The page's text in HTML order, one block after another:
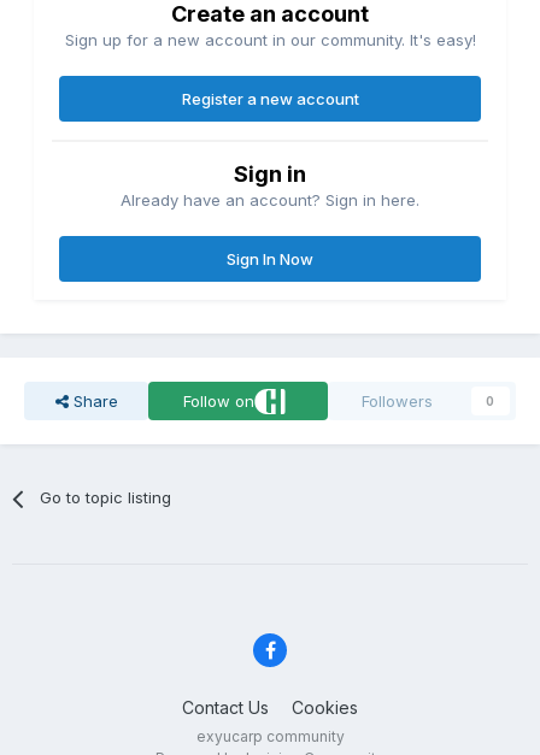
Create an account
Sign up for a new account in our community. It's easy!
Register a new account
Sign in
Already have an account? Sign in here.
Sign In Now
Share Follow on Followers 0
Go to topic listing
Contact Us Cookies
exyucarp community